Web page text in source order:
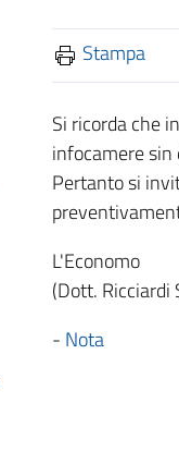
Stampa
Si ricorda che
infocamere sin
Pertanto si
L'Economo
(Dott. Ricciardi
- Nota